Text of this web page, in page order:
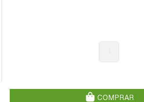
COMPRAR